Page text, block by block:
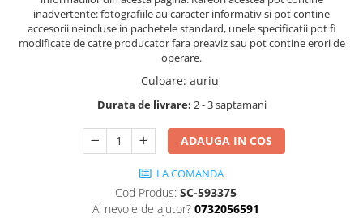
inadvertente: fotografiile au caracter informativ si pot contine
accesorii neincluse in pachetele standard, unele specificatii pot fi
modificate de catre producator fara preaviz sau pot contine erori de
operare.
Culoare: auriu
Durata de livrare: 2 - 3 saptamani
ADAUGA IN COS
LA COMANDA
Cod Produs: SC-593375
Ai nevoie de ajutor? 0732056591